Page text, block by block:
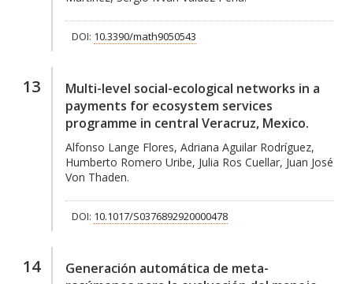
DOI: 10.3390/math9050543
13
Multi-level social-ecological networks in a
payments for ecosystem services
programme in central Veracruz, Mexico.
Alfonso Lange Flores, Adriana Aguilar Rodríguez,
Humberto Romero Uribe, Julia Ros Cuellar, Juan José
Von Thaden.
DOI: 10.1017/S0376892920000478
14
Generación automática de meta-